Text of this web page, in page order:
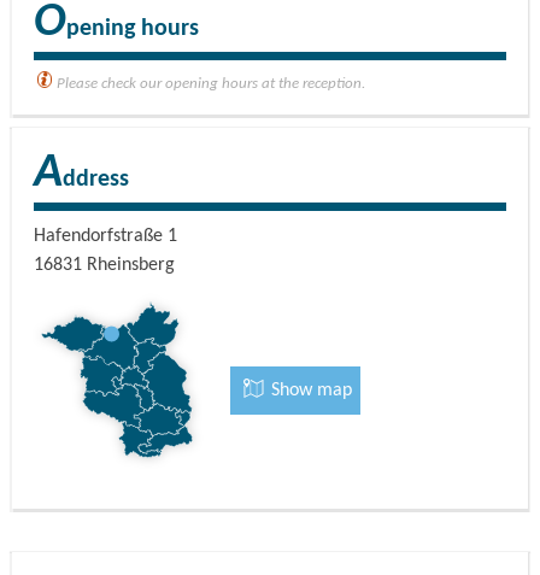
Opening hours
Please check our opening hours at the reception.
Address
Hafendorfstraße 1
16831 Rheinsberg
Show map